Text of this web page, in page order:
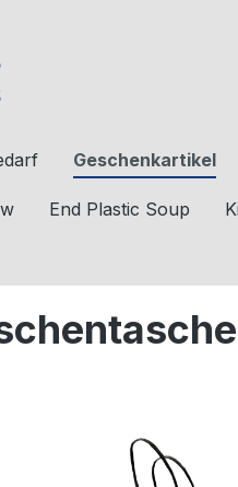
Geschenkartikel
End Plastic Soup